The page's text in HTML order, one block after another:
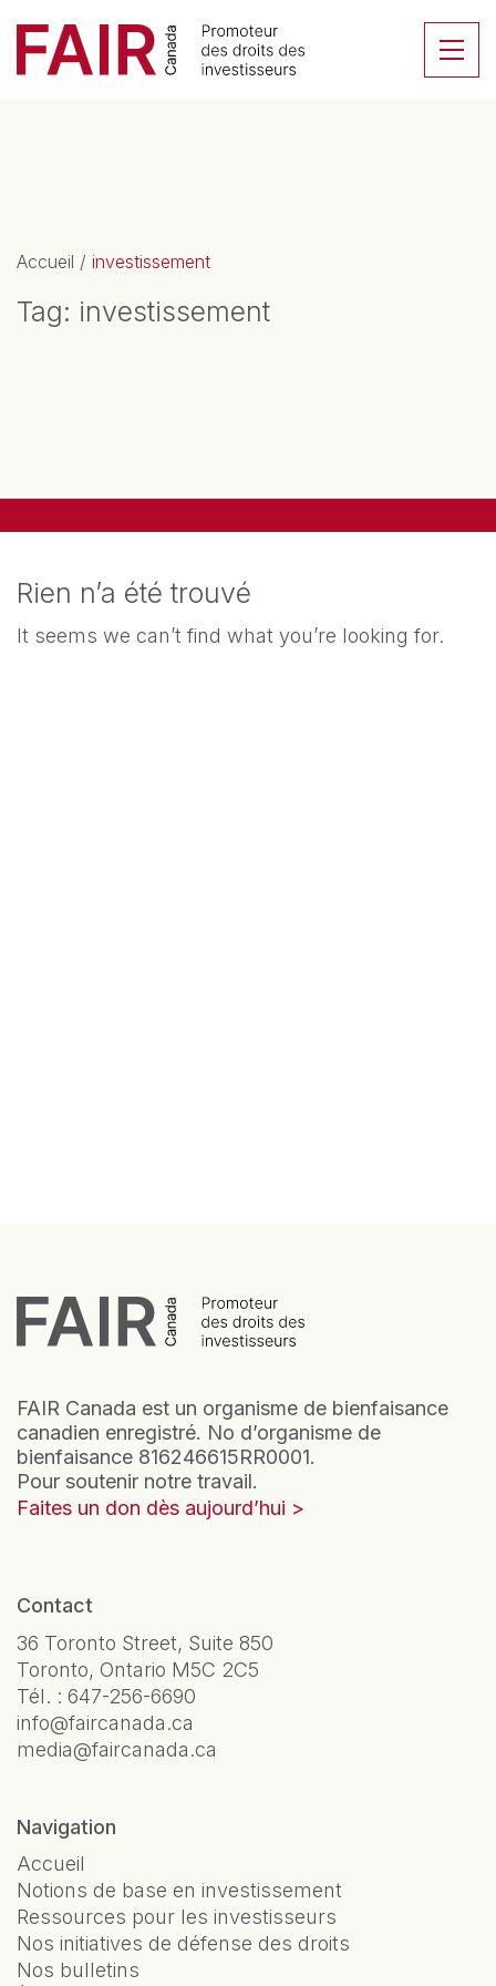
Navigation principale
Accueil / investissement
Tag: investissement
Rien n’a été trouvé
It seems we can’t find what you’re looking for.
FAIR Canada est un organisme de bienfaisance
canadien enregistré. No d’organisme de
bienfaisance 816246615RR0001.
Pour soutenir notre travail.
Faites un don dès aujourd’hui
Contact
36 Toronto Street, Suite 850
Toronto, Ontario M5C 2C5
Tél. : 647-256-6690
info@faircanada.ca
media@faircanada.ca
Navigation
Accueil
Notions de base en investissement
Ressources pour les investisseurs
Nos initiatives de défense des droits
Nos bulletins